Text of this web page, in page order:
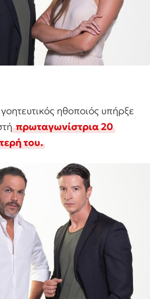
ηθοποιός υπήρξε
πρωταγωνίστρια 20
του.